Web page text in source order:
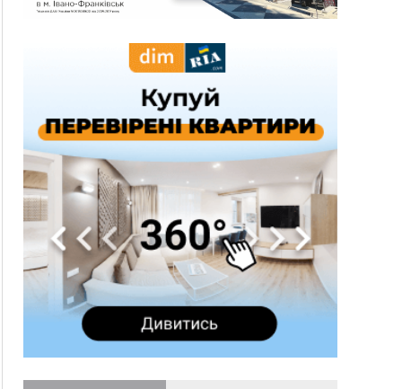
10:45
У Франківську, Коломиї, Долині та Яремче 6
Змушував надсилати інтимні фото: на
Прикарпатті затримали підозрюваного у
АМКУ розпочав справу проти Гвіздецької
селищної ради через різні ставки земельного
податку
Синоптики попереджають про значний дощ на
Прикарпатті до кінця п'ятниці
08:45
Нафтогазову площу на межі Прикарпаття та
Львівщини повторно виставили на аукціон за
830 млн
Вчора
ФОТО
У Польщі невідомі скоїли наругу над
могилою УПА
Сили оборони уразила Ярославський НПЗ та
кораблі берегової охорони фсб у Керчі
17:17
ВІДЕО Скарби Музею писанкового розпису